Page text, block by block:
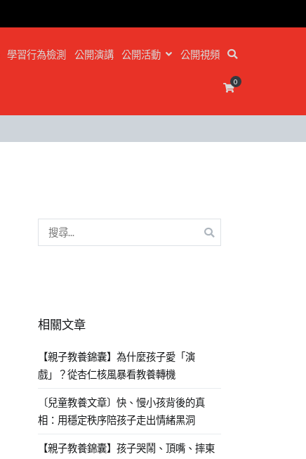
學習行為檢測 公開演講 公開活動 公開視頻
0
相關文章
【親子教養錦囊】為什麼孩子愛「演
戲」？從杏仁核風暴看教養轉機
〔兒童教養文章〕快、慢小孩背後的真
相：用穩定秩序陪孩子走出情緒黑洞
【親子教養錦囊】孩子哭鬧、頂嘴、摔東